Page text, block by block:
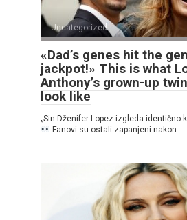
Uncategorized
«Dad’s genes hit the
jackpot!» This is what
Anthony’s grown-up
look like
„Sin Dženifer Lopez izgleda identično
Fanovi su ostali zapanjeni nakon